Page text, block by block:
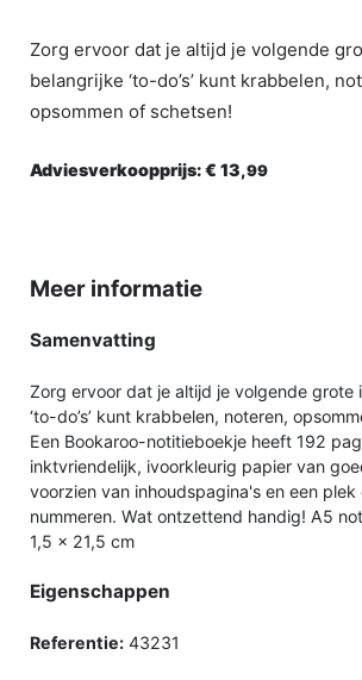
Zorg ervoor dat je altijd je volgende
belangrijke ‘to-do’s’ kunt krabbelen,
opsommen of schetsen!
Adviesverkoopprijs:€ 13,99
Meer informatie
Samenvatting
Zorg ervoor dat je altijd je volgende grote
‘to-do’s’ kunt krabbelen, noteren,
Een Bookaroo-notitieboekje heeft 192
inktvriendelijk, ivoorkleurig papier van
voorzien van inhoudspagina's en een
nummeren. Wat ontzettend handig! A5
1,5 x 21,5 cm
Eigenschappen
Referentie: 43231